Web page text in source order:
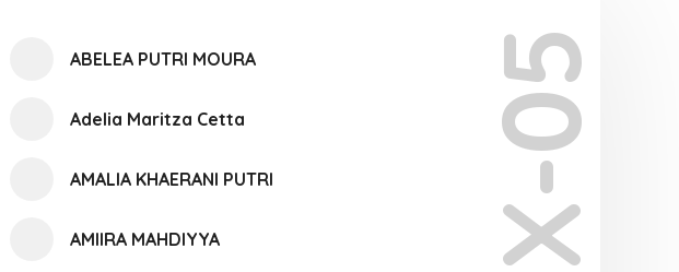
X-05
ABELEA PUTRI MOURA
Adelia Maritza Cetta
AMALIA KHAERANI PUTRI
AMIIRA MAHDIYYA